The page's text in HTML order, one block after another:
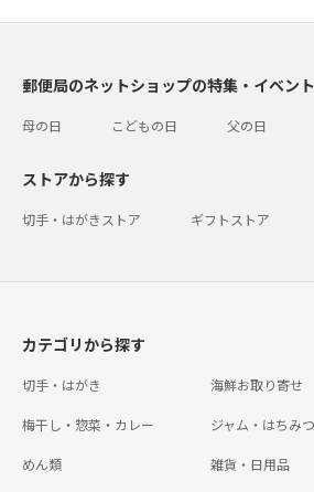
郵便局のネットショップの特集・イベント
母の日 こどもの日 父の日
ストアから探す
切手・はがきストア ギフトストア
カテゴリから探す
切手・はがき 海鮮お取り寄せ
梅干し・惣菜・カレー ジャム・はちみつ
めん類 雑貨・日用品